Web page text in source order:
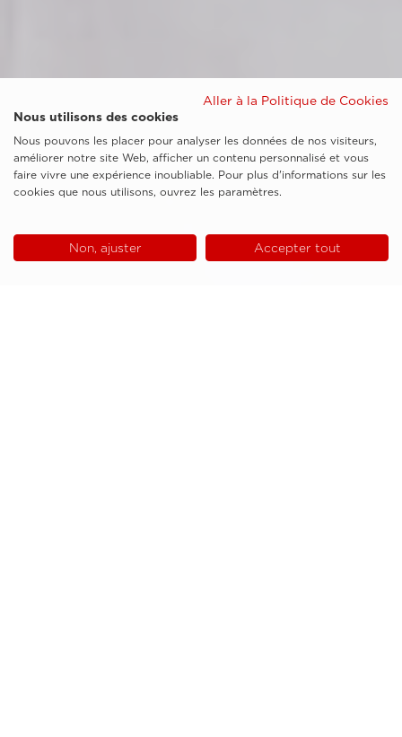
Aller à la Politique de Cookies
Nous utilisons des cookies
Nous pouvons les placer pour analyser les données de nos visiteurs,
améliorer notre site Web, afficher un contenu personnalisé et vous
faire vivre une expérience inoubliable. Pour plus d'informations sur les
cookies que nous utilisons, ouvrez les paramètres.
Non, ajuster Accepter tout